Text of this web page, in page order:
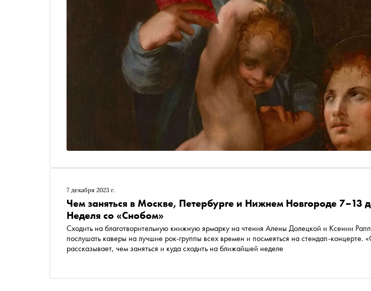
7 декабря 2023 г.
Чем заняться в Москве, Петербурге и Нижнем Новгороде 7–13
Неделя со «Снобом»
Сходить на благотворительную книжную ярмарку на чтения Алены Долецкой и Ксении
послушать каверы на лучшие рок-группы всех времен и посмеяться на стендап-концерте.
рассказывает, чем заняться и куда сходить на ближайшей неделе